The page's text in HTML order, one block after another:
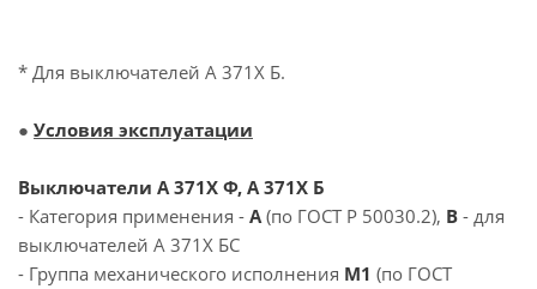
* Для выключателей А 371Х Б.
● Условия эксплуатации
Выключатели А 371Х Ф, А 371Х Б
- Категория применения - А(по ГОСТ Р 50030.2), В - для
выключателей А 371Х БС
- Группа механического исполнения М1 (по ГОСТ